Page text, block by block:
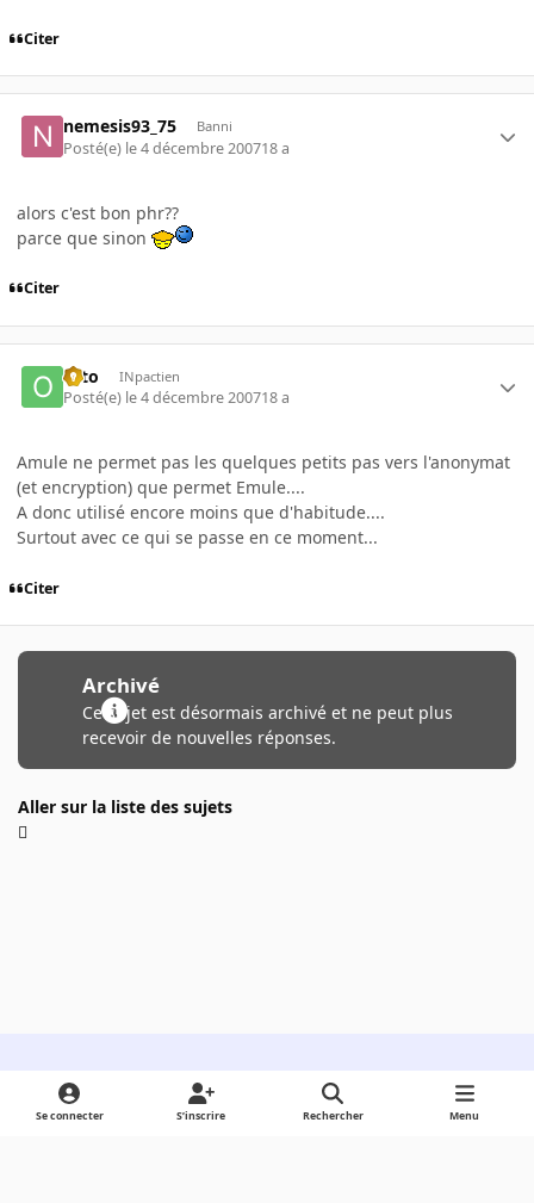
Citer
nemesis93_75 Banni
Posté(e) le 4 décembre 200718 a
alors c'est bon phr??
parce que sinon
Citer
otto INpactien
Posté(e) le 4 décembre 200718 a
Amule ne permet pas les quelques petits pas vers l'anonymat
(et encryption) que permet Emule....
A donc utilisé encore moins que d'habitude....
Surtout avec ce qui se passe en ce moment...
Citer
Archivé
Ce sujet est désormais archivé et ne peut plus
recevoir de nouvelles réponses.
Aller sur la liste des sujets
Light ModeDark ModeSystem Preference
Se connecter S’inscrire Rechercher Menu